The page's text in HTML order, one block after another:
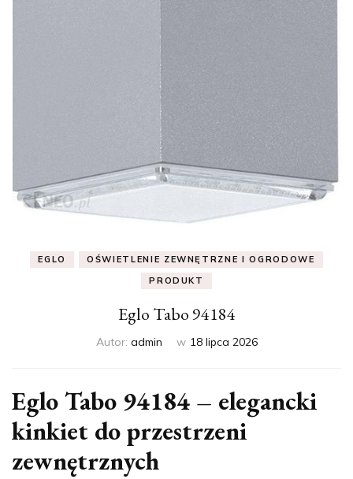
EGLO
OŚWIETLENIE ZEWNĘTRZNE I OGRODOWE
PRODUKT
Eglo Tabo 94184
Autor: admin w 18 lipca 2026
Eglo Tabo 94184 – elegancki
kinkiet do przestrzeni
zewnętrznych